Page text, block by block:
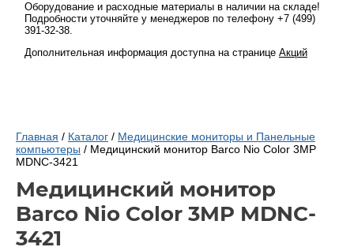
Оборудование и расходные материалы в наличии на складе!
Подробности уточняйте у менеджеров по телефону +7 (499)
391-32-38.
Дополнительная информация доступна на странице Акций
Главная / Каталог / Медицинские мониторы и Панельные
компьютеры / Медицинский монитор Barco Nio Color 3MP
MDNC-3421
Медицинский монитор
Barco Nio Color 3MP MDNC-
3421